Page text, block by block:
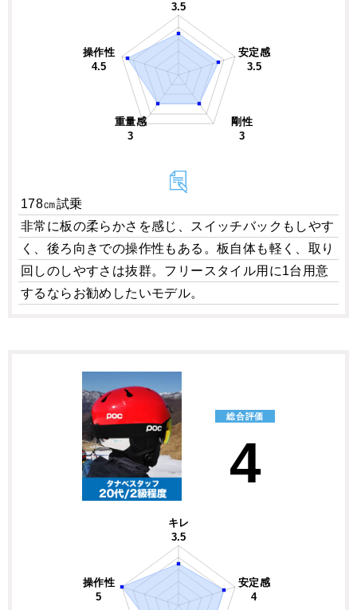
3.5
安定感
3.5
剛性
3
重量感
3
操作性
4.5
178㎝試乗
非常に板の柔らかさを感じ、スイッチバックもしやす
く、後ろ向きでの操作性もある。板自体も軽く、取り
回しのしやすさは抜群。フリースタイル用に1台用意
するならお勧めしたいモデル。
総合評価
4
キレ
3.5
安定感
4
操作性
5